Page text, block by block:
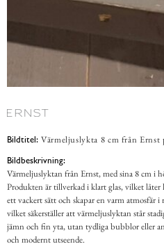
Bildtitel: Värmeljuslykta 8 cm från Ernst
Bildbeskrivning:
Värmeljuslyktan från Ernst, med sina 8 cm i
Produkten är tillverkad i klart glas, vilket
ett vackert sätt och skapar en varm atmosfär
vilket säkerställer att värmeljuslyktan står
jämn och fin yta, utan tydliga bubblor eller
och modernt utseende.